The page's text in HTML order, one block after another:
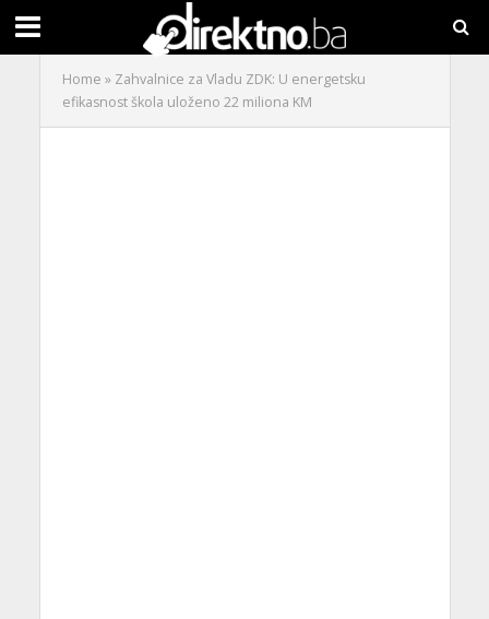
Home » Zahvalnice za Vladu ZDK: U energetsku
efikasnost škola uloženo 22 miliona KM